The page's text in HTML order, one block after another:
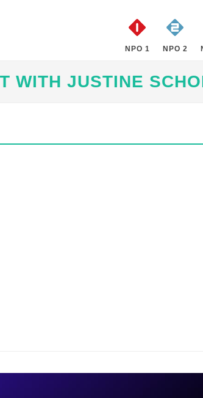
NPO 1 NPO 2
WITH JUSTINE